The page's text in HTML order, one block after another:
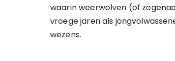
waarin weerwolven (of
vroege jaren als
wezens.